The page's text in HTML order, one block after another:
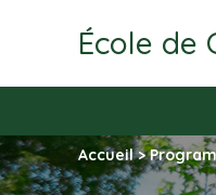
École de
Accueil>